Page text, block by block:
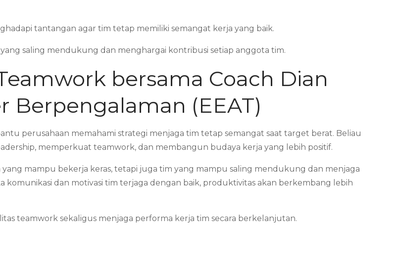
tantangan agar tim tetap memiliki semangat kerja yang baik.
saling mendukung dan menghargai kontribusi setiap anggota tim.
bersama Coach Dian
Berpengalaman (EEAT)
perusahaan memahami strategi menjaga tim tetap semangat saat target berat. Beliau
memperkuat teamwork, dan membangun budaya kerja yang lebih positif.
mampu bekerja keras, tetapi juga tim yang mampu saling mendukung dan menjaga
komunikasi dan motivasi tim terjaga dengan baik, produktivitas akan berkembang lebih
teamwork sekaligus menjaga performa kerja tim secara berkelanjutan.